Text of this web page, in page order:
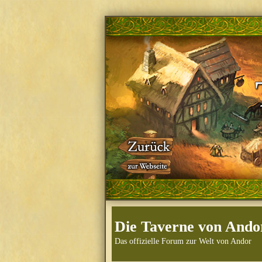
Die Taverne von
Das offizielle Forum zur Welt von Andor